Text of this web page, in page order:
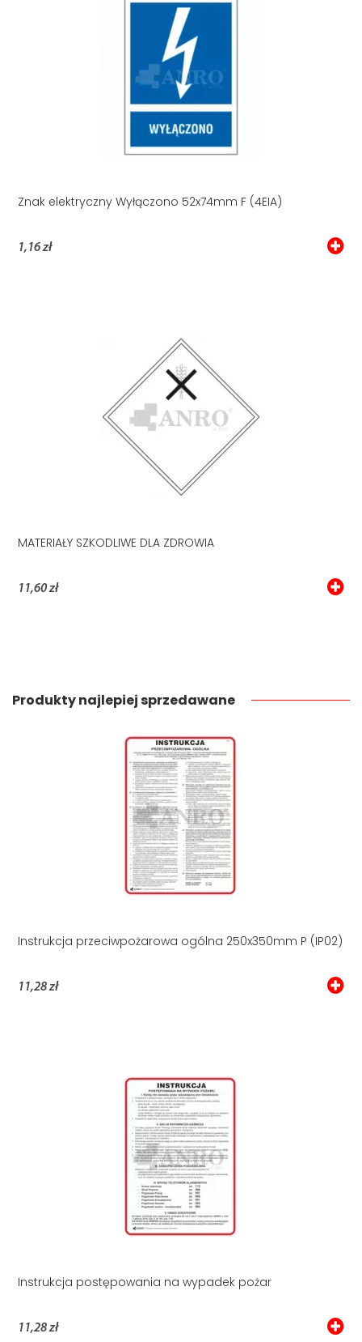
Znak elektryczny Wyłączono 52x74mm F (4EIA)
1,16 zł
MATERIAŁY SZKODLIWE DLA ZDROWIA
11,60 zł
Produkty najlepiej sprzedawane
Instrukcja przeciwpożarowa ogólna 250x350mm P (IP02)
11,28 zł
Instrukcja postępowania na wypadek pożar
11,28 zł